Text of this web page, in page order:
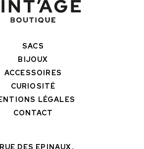
SACS
BIJOUX
ACCESSOIRES
CURIOSITÉ
LÉGALES
CONTACT
DES EPINAUX,